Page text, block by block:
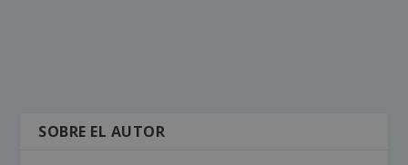
SOBRE EL AUTOR